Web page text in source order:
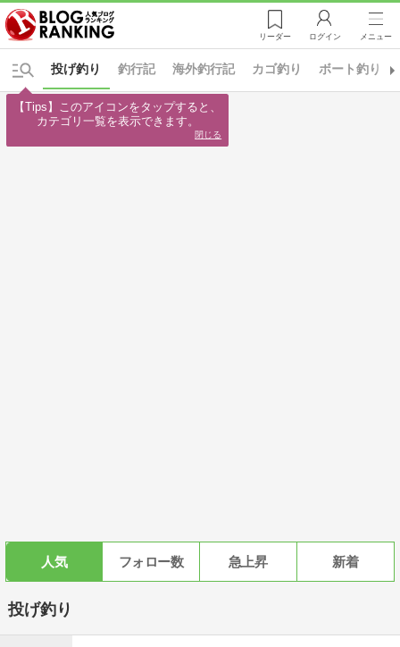
リーダー ログイン メニュー
釣行記 海外釣行記 カゴ釣り ボート釣り
投げ釣り
人気 フォロー数 急上昇 新着
投げ釣り
【Tips】このアイコンをタップすると、
カテゴリ一覧を表示できます。
閉じる